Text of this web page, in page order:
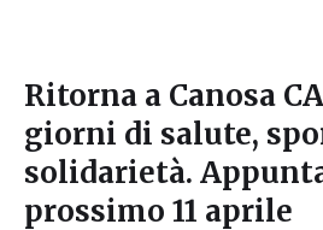
Ritorna a Canosa
giorni di salute,
solidarietà.
prossimo 11 aprile